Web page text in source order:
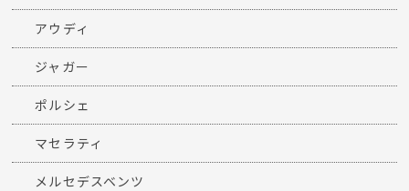
アウディ
ジャガー
ポルシェ
マセラティ
メルセデスベンツ